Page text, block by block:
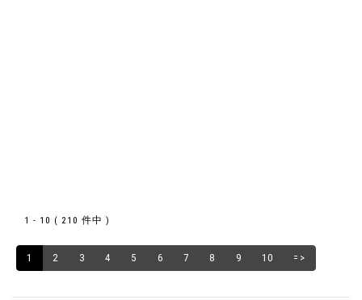
1 - 10 ( 210 件中 )
1 2 3 4 5 6 7 8 9 10 =>